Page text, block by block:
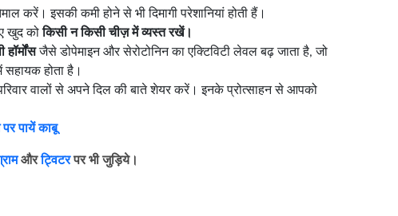
करें। इसकी कमी होने से भी दिमागी परेशानियां होती हैं।
खुद कोकिसी न किसी चीज़ में व्यस्त रखें।
हॉर्मोंसजैसे डोपेमाइन और सेरोटोनिन का एक्टिविटी लेवल बढ़ जाता है, जो
होता है।
वालों से अपने दिल की बाते शेयर करें। इनके प्रोत्साहन से आपको
पायें काबू
औरट्विटरपर भी जुड़िये।